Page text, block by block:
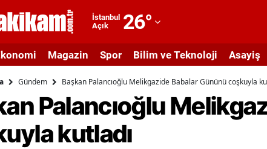
İstanbul
Açık
26°
Adıyaman
Afyonkarahisar
Ağrı
Amasya
Magazin Spor Bilim ve Teknoloji Asayiş
Gündem Başkan Palancıoğlu Melikgazide Babalar Gününü coşkuyla
Palancıoğlu
kutladı